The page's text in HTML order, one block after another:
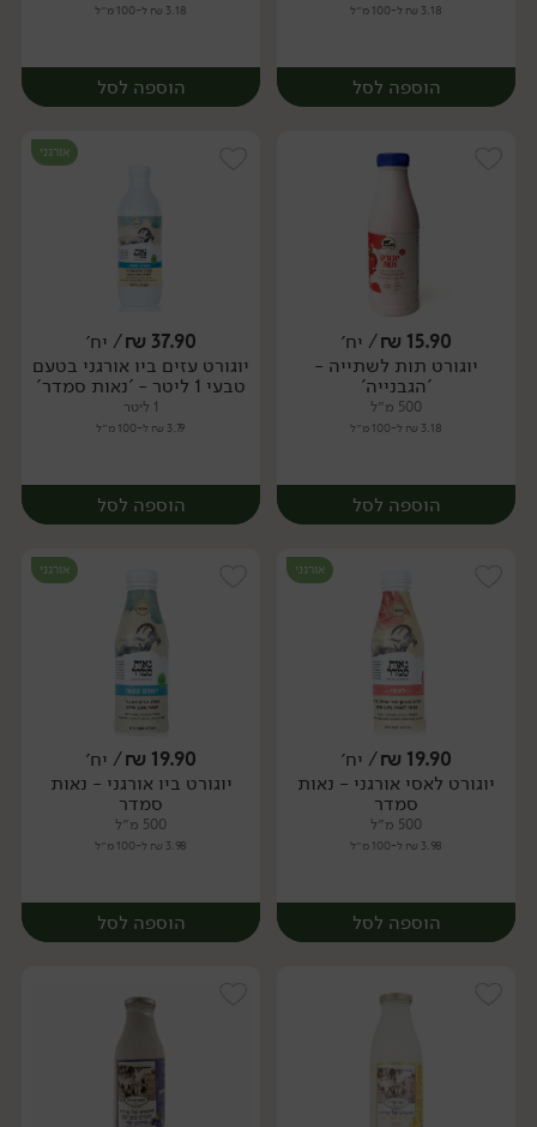
3.18 ₪ ל-100 מ״ל
הוספה לסל
יח׳
3.18 ₪ ל-100 מ״ל
הוספה לסל
יח׳
15.90
₪/ יח׳
יוגורט תות לשתייה -
'הגבנייה'
500 מ״ל
3.18 ₪ ל-100 מ״ל
הוספה לסל
יח׳
אורגני
37.90
₪/ יח׳
יוגורט עזים ביו אורגני בטעם
טבעי 1 ליטר - 'נאות סמדר'
1 ליטר
3.79 ₪ ל-100 מ״ל
הוספה לסל
יח׳
אורגני
19.90
₪/ יח׳
יוגורט לאסי אורגני - נאות
סמדר
500 מ״ל
3.98 ₪ ל-100 מ״ל
הוספה לסל
אורגני
19.90
₪/ יח׳
יוגורט ביו אורגני - נאות
סמדר
500 מ״ל
3.98 ₪ ל-100 מ״ל
הוספה לסל